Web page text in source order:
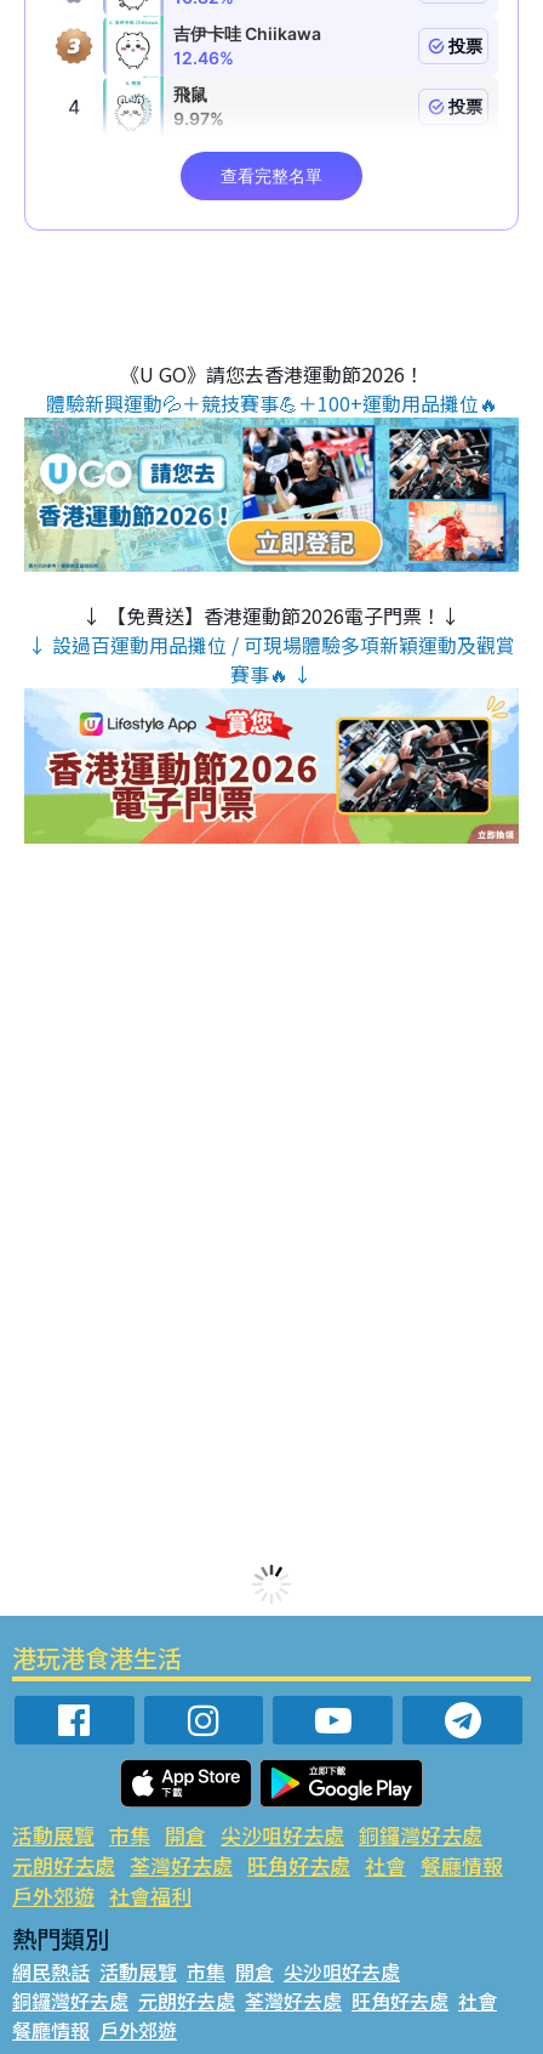
《U GO》請您去香港運動節2026！
體驗新興運動💦＋競技賽事💪＋100+運動用品攤位🔥
↓ 【免費送】香港運動節2026電子門票！↓
↓ 設過百運動用品攤位 / 可現場體驗多項新穎運動及觀賞
賽事🔥 ↓
港玩港食港生活
活動展覽 市集 開倉 尖沙咀好去處 銅鑼灣好去處
元朗好去處 荃灣好去處 旺角好去處 社會 餐廳情報
戶外郊遊 社會福利
熱門類別
網民熱話 活動展覽 市集 開倉 尖沙咀好去處
銅鑼灣好去處 元朗好去處 荃灣好去處 旺角好去處 社會
餐廳情報 戶外郊遊